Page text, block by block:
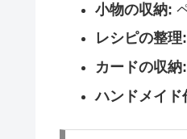
小物の収納:
レシピの整理:
カードの収納:
ハンドメイド